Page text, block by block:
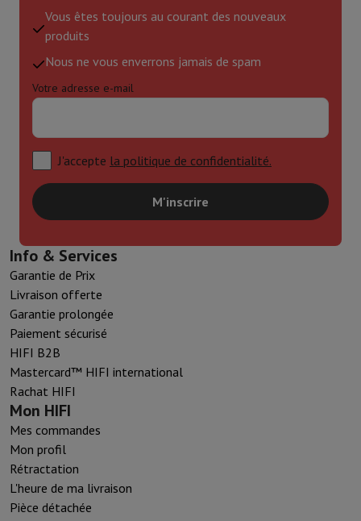
Vous êtes toujours au courant des nouveaux
produits
Nous ne vous enverrons jamais de spam
Votre adresse e-mail
J'accepte la politique de confidentialité.
M'inscrire
Info & Services
Garantie de Prix
Livraison offerte
Garantie prolongée
Paiement sécurisé
HIFI B2B
Mastercard™ HIFI international
Rachat HIFI
Mon HIFI
Mes commandes
Mon profil
Rétractation
L'heure de ma livraison
Pièce détachée